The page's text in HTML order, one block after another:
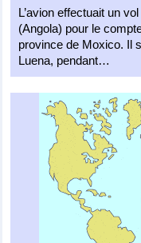
L’avion effectuait un
(Angola) pour le
province de Moxico. Il
Luena, pendant…